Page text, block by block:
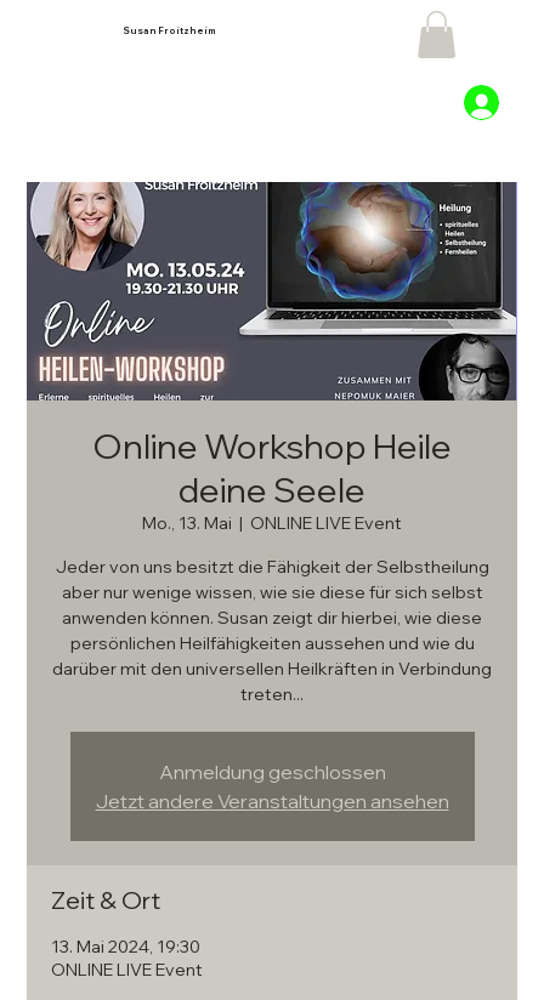
Susan Froitzheim
Online Workshop Heile
deine Seele
Mo., 13. Mai
  |
ONLINE LIVE Event
Jeder von uns besitzt die Fähigkeit der Selbstheilung
aber nur wenige wissen, wie sie diese für sich selbst
anwenden können. Susan zeigt dir hierbei, wie diese
persönlichen Heilfähigkeiten aussehen und wie du
darüber mit den universellen Heilkräften in Verbindung
treten...
Anmeldung geschlossen
Jetzt andere Veranstaltungen ansehen
Zeit & Ort
13. Mai 2024, 19:30
ONLINE LIVE Event